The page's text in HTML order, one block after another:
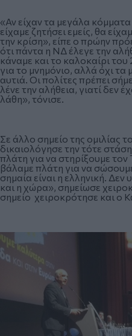
«Αν είχαν τα μεγάλα
είχαμε ζητήσει εμείς, θα
την κρίση», είπε ο πρώην
ότι πάντα η ΝΔ έλεγε την
κάναμε και το καλοκαίρι
για το μνημόνιο, αλλά όχι
αυτιά. Οι πολίτες πρέπει
λένε την αλήθεια, γιατί δεν
λάθη», τόνισε.
Σε άλλο σημείο της ομιλίας
δικαιολόγησε την τότε
πλάτη για να στηρίξουμε τον
βάλαμε πλάτη για να
σημαία είναι η ελληνική.
και η χώρα», σημείωσε
σημείο χειροκρότησε και ο